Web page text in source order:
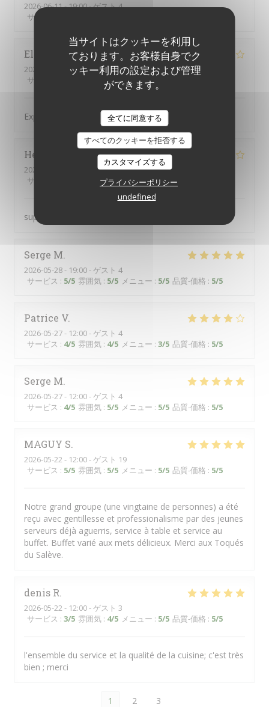
当サイトはクッキーを利用し
ております。お客様自身でク
ッキー利用の設定および管理
ができます。
全てに同意する
すべてのクッキーを拒否する
カスタマイズする
プライバシーポリシー
undefined
2026-06-11- 19:00 - ゲスト 4
サービス
Elisabeth G
2026-05-21
- 19:00 - ゲスト 5
サービス
4 /5 メニュー:
Expérience sympathique !
Hélène
2026-05-27
- 12:00 - ゲスト 4
サービス
雰囲気:5/5 メニュー: 4 /5 品質-価格
super accueil merci
Serge M
2026-05-28- 19:00 - ゲスト 4
サービス : 5/5 雰囲気 : 5/5 メニュー : 5/5 品質-価格 : 5/5
Patrice V
2026-05-27- 12:00 - ゲスト 4
サービス : 4/5 雰囲気 : 4/5 メニュー : 3/5 品質-価格 : 5/5
Serge M
2026-05-27- 12:00 - ゲスト 4
サービス : 4/5 雰囲気 : 5/5 メニュー : 5/5 品質-価格 : 5/5
MAGUY S
2026-05-22 - 12:00 - ゲスト 19
サービス : 5/5 雰囲気 : 5/5 メニュー : 5/5 品質-価格 : 5/5
Notre grand groupe (une vingtaine de personnes) a été
reçu avec gentillesse et professionalisme par des jeunes
serveurs déjà aguerris, service à table et service au
buffet. Buffet varié aux mets délicieux. Merci aux Toqués
du Salève.
denis R
2026-05-22 - 12:00 - ゲスト 3
サービス : 3/5 雰囲気 : 4/5 メニュー : 5/5 品質-価格 : 5/5
l'ensemble du service et la qualité de la cuisine; c'est très
bien ; merci
1 2 3